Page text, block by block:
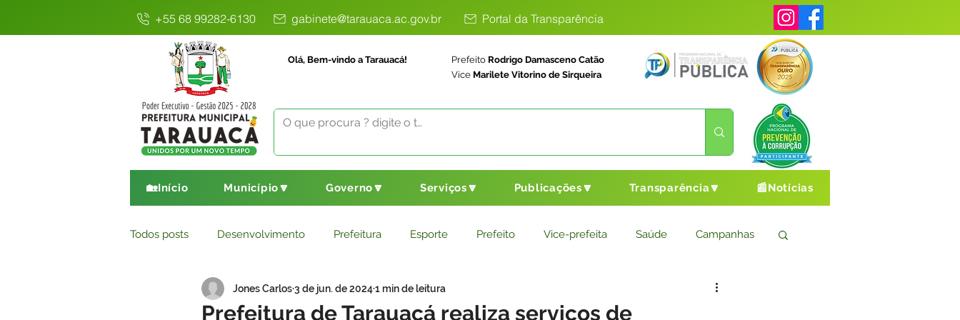
+55 68 99282-6130 gabinete@tarauaca.ac.gov.br Portal da Transparência
Olá, Bem-vindo a Tarauacá! Prefeito Rodrigo Damasceno Catão
Vice Marilete Vitorino de Sirqueira
🏡Início Município🔽 Governo🔽 Serviços🔽 Publicações🔽 Transparência🔽 📰Notícias
Todos posts Desenvolvimento Prefeitura Esporte Prefeito Vice-prefeita Saúde Campanhas
Comunicado Educação Saneamento Básico Cultura e Esporte
Prefeitura de Tarauacá realiza serviços de
Jones Carlos3 de jun. de 20241 min de leitura